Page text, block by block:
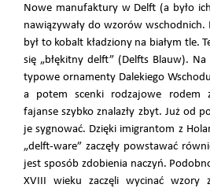
Nowe manufaktury w Delft (a było
nawiązywały do wzorów wschodnich.
był to kobalt kładziony na białym tle.
się „błękitny delft” (Delfts Blauw).
typowe ornamenty Dalekiego
a potem scenki rodzajowe rodem
fajanse szybko znalazły zbyt. Już od
je sygnować. Dzięki imigrantom z
„delft-ware” zaczęły powstawać
jest sposób zdobienia naczyń.
XVIII wieku zaczęli wycinać wzory